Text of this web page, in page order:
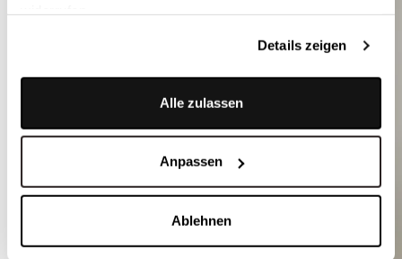
Details zeigen
Alle zulassen
Anpassen
Ablehnen